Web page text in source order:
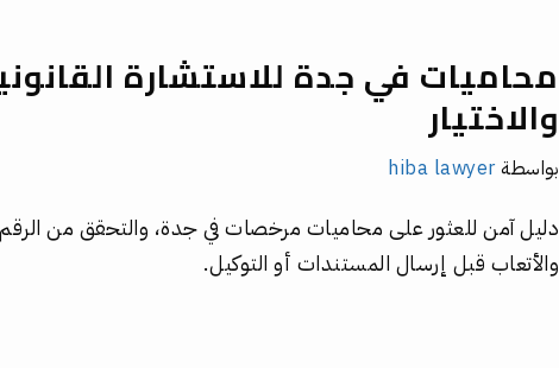
محاميات في جدة للاستشارة
والاختيار
بواسطةhiba lawyer
دليل آمن للعثور على محاميات مرخصات في جدة، والتحقق من
والأتعاب قبل إرسال المستندات أو التوكيل.